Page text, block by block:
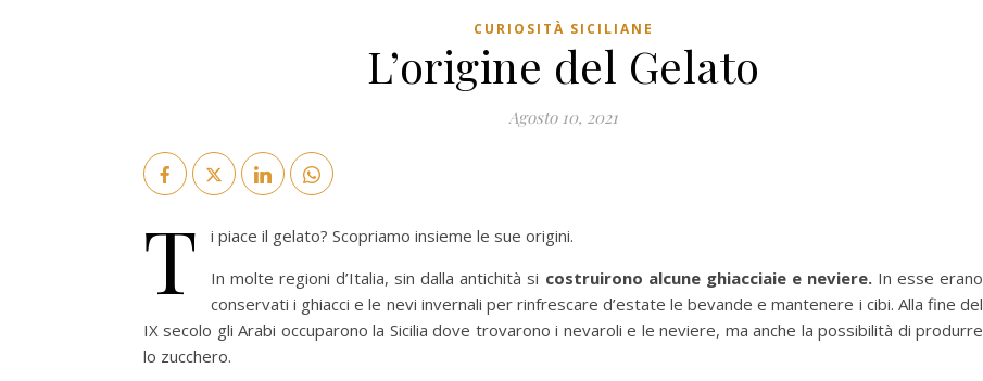
CURIOSITÀ SICILIANE
L’origine del Gelato
Agosto 10, 2021
T
i piace il gelato? Scopriamo insieme le sue origini.
In molte regioni d’Italia, sin dalla antichità si costruirono alcune ghiacciaie e neviere.In esse erano
conservati i ghiacci e le nevi invernali per rinfrescare d’estate le bevande e mantenere i cibi. Alla fine del
IX secolo gli Arabi occuparono la Sicilia dove trovarono i nevaroli e le neviere, ma anche la possibilità di produrre
lo zucchero.